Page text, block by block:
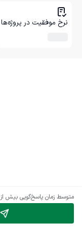
متوسط زمان پاسخ‌گویی بیش از ۳ روز
نرخ موفقیت در پروژه‌ها